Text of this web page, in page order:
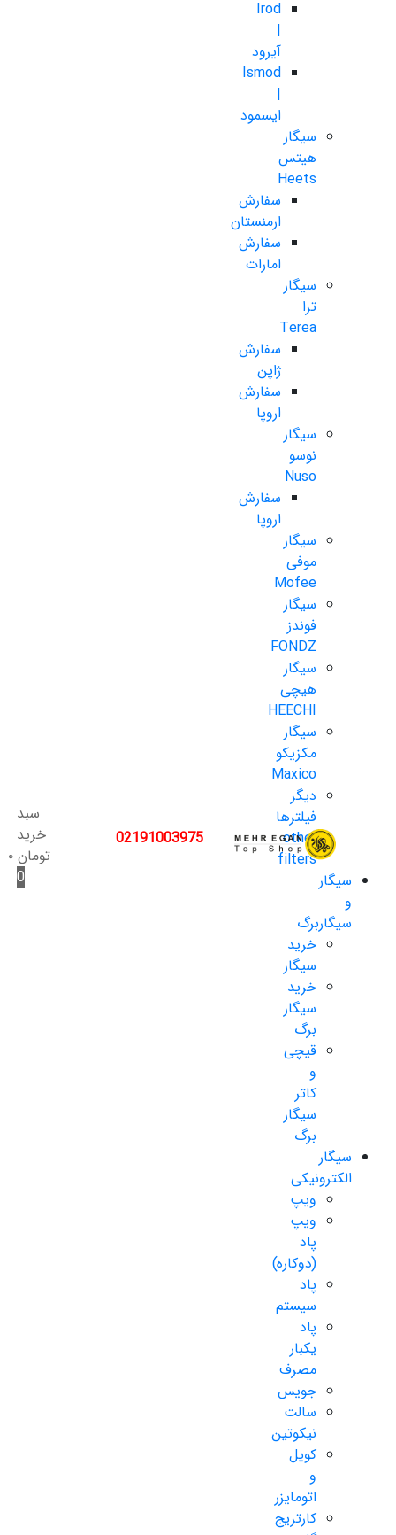
Irod
|
آیرود
Ismod
|
ایسمود
سیگار
هیتس
Heets
سفارش
ارمنستان
سفارش
امارات
سیگار
ترا
Terea
سفارش
ژاپن
سفارش
اروپا
سیگار
نوسو
Nuso
سفارش
اروپا
سیگار
موفی
Mofee
سیگار
فوندز
FONDZ
سیگار
هیچی
HEECHI
سیگار
مکزیکو
Maxico
دیگر
فیلترها
other
filters
سیگار
و
سیگاربرگ
خرید
سیگار
خرید
سیگار
برگ
قیچی
و
کاتر
سیگار
برگ
سیگار
الکترونیکی
ویپ
ویپ
پاد
(دوکاره)
پاد
سیستم
پاد
یکبار
مصرف
جویس
سالت
نیکوتین
کویل
و
اتومایزر
کارتریج
02191003975
سبد
خرید
تومان۰
0